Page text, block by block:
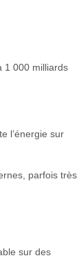
1 000 milliards
l’énergie sur
parfois très
sur des